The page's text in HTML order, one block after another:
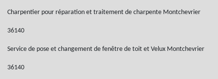
Charpentier pour réparation et traitement de charpente Montchevrier
36140
Service de pose et changement de fenêtre de toit et Velux Montchevrier
36140